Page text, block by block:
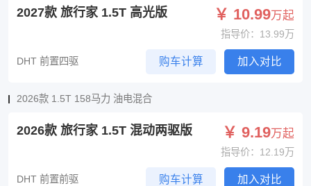
2027款 旅行家 1.5T 高光版 ￥ 10.99万起
指导价：13.99万
DHT 前置四驱 购车计算 加入对比
2026款 1.5T 158马力 油电混合
2026款 旅行家 1.5T 混动两驱版 ￥ 9.19万起
指导价：12.19万
DHT 前置前驱 购车计算 加入对比